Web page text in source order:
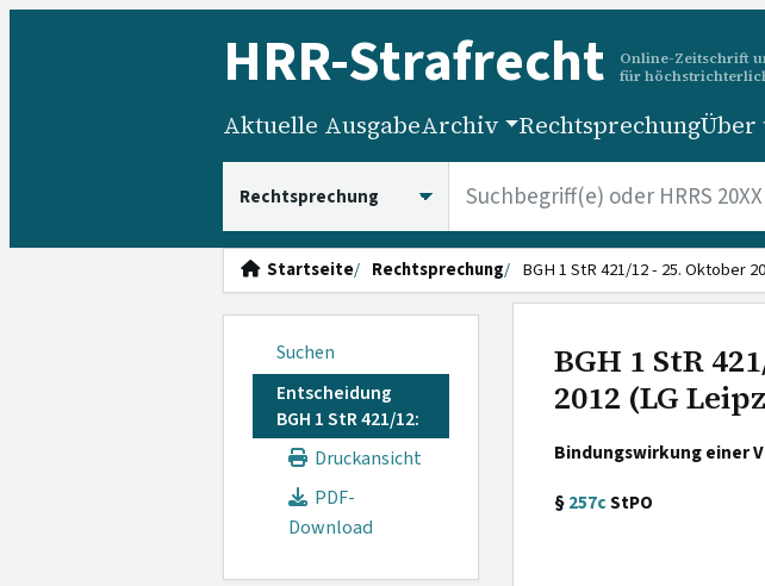
HRR-Strafrecht
Online-Zeitschrift
für
Aktuelle AusgabeArchiv RechtsprechungÜber
Startseite Rechtsprechung BGH 1 StR 421/12 - 25. Oktober
Suchen
Entscheidung
BGH 1 StR 421/12:
Druckansicht
PDF-
Download
BGH 1 StR
2012 (LG
Bindungswirkung einer
§257cStPO